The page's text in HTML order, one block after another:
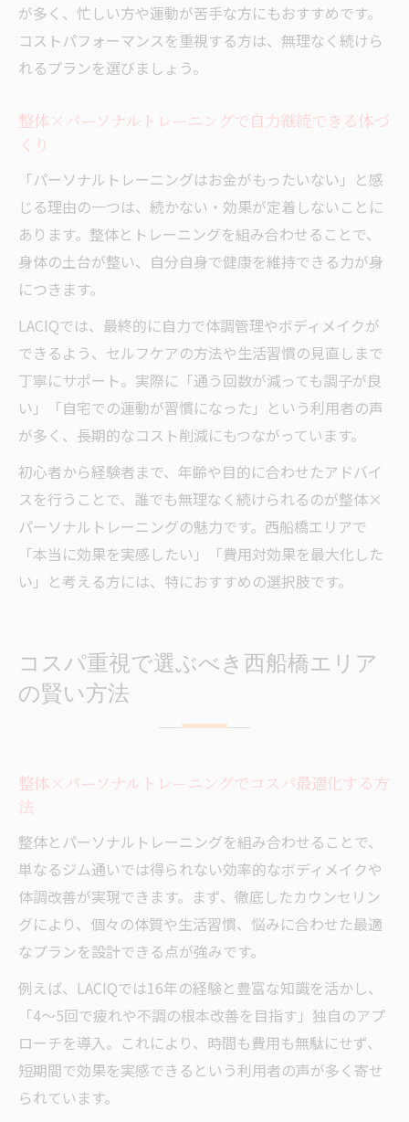
が多く、忙しい方や運動が苦手な方にもおすすめです。
コストパフォーマンスを重視する方は、無理なく続けら
れるプランを選びましょう。
整体×パーソナルトレーニングで自力継続できる体づ
くり
「パーソナルトレーニングはお金がもったいない」と感
じる理由の一つは、続かない・効果が定着しないことに
あります。整体とトレーニングを組み合わせることで、
身体の土台が整い、自分自身で健康を維持できる力が身
につきます。
LACIQでは、最終的に自力で体調管理やボディメイクが
できるよう、セルフケアの方法や生活習慣の見直しまで
丁寧にサポート。実際に「通う回数が減っても調子が良
い」「自宅での運動が習慣になった」という利用者の声
が多く、長期的なコスト削減にもつながっています。
初心者から経験者まで、年齢や目的に合わせたアドバイ
スを行うことで、誰でも無理なく続けられるのが整体×
パーソナルトレーニングの魅力です。西船橋エリアで
「本当に効果を実感したい」「費用対効果を最大化した
い」と考える方には、特におすすめの選択肢です。
コスパ重視で選ぶべき西船橋エリア
の賢い方法
整体×パーソナルトレーニングでコスパ最適化する方
法
整体とパーソナルトレーニングを組み合わせることで、
単なるジム通いでは得られない効率的なボディメイクや
体調改善が実現できます。まず、徹底したカウンセリン
グにより、個々の体質や生活習慣、悩みに合わせた最適
なプランを設計できる点が強みです。
例えば、LACIQでは16年の経験と豊富な知識を活かし、
「4～5回で疲れや不調の根本改善を目指す」独自のアプ
ローチを導入。これにより、時間も費用も無駄にせず、
短期間で効果を実感できるという利用者の声が多く寄せ
られています。